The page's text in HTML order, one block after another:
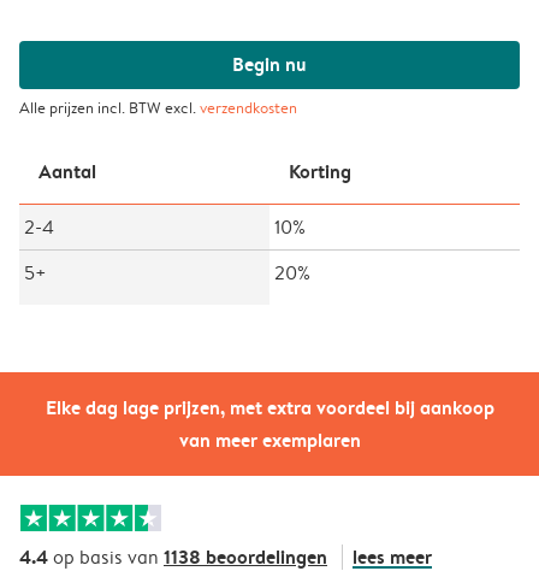
Elke dag lage prijzen, met extra voordeel bij aankoop
van meer exemplaren
Begin nu
Alle prijzen incl. BTW excl.verzendkosten
Aantal Korting
2-4
10%
5+
20%
4.4op basis van 1138 beoordelingen lees meer